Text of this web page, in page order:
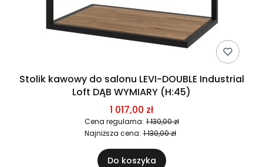
Stolik kawowy do salonu LEVI-DOUBLE Industrial
Loft DĄB WYMIARY (H:45)
1 017,00 zł
Cena regularna: 1 130,00 zł
Najniższa cena: 1 130,00 zł
Do koszyka